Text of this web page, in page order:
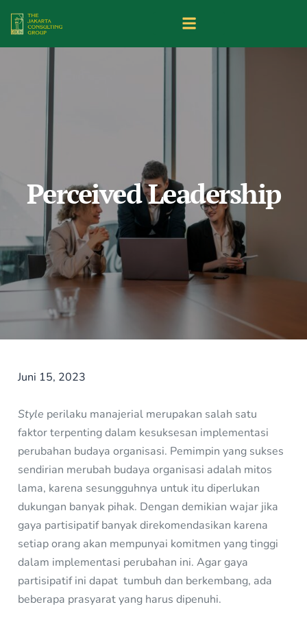
Perceived Leadership
Juni 15, 2023
Style perilaku manajerial merupakan salah satu
faktor terpenting dalam kesuksesan implementasi
perubahan budaya organisasi. Pemimpin yang sukses
sendirian merubah budaya organisasi adalah mitos
lama, karena sesungguhnya untuk itu diperlukan
dukungan banyak pihak. Dengan demikian wajar jika
gaya partisipatif banyak direkomendasikan karena
setiap orang akan mempunyai komitmen yang tinggi
dalam implementasi perubahan ini. Agar gaya
partisipatif ini dapat tumbuh dan berkembang, ada
beberapa prasyarat yang harus dipenuhi.